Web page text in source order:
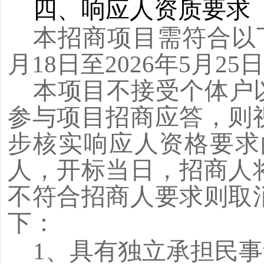
四、响应人资质要求
本招商项目需符合
月18日至2026年5月25
本项目不接受个体户
参与项目招商应答，
步核实响应人资格要
人，开标当日，招商
不符合招商人要求则取
下：
1、具有独立承担民